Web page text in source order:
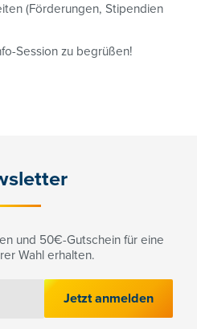
(Förderungen, Stipendien
Session zu begrüßen!
und 50€-Gutschein für eine
Wahl erhalten.
Jetzt anmelden